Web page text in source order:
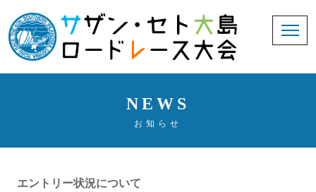
NEWS
お知らせ
エントリー状況について